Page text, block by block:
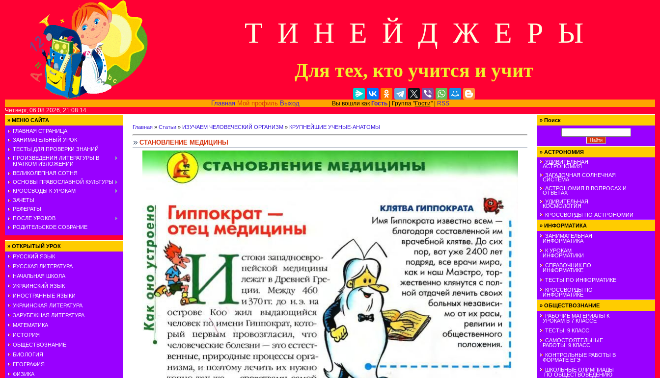
Т И Н Е Й Д Ж Е Р Ы
Для тех, кто учится и учит
Главная Мой профиль ВыходВы вошли как Гость| Группа "Гости" |
RSS
Четверг, 06.08.2026, 21:08:14
» МЕНЮ САЙТА
ГЛАВНАЯ СТРАНИЦА
ЗАНИМАТЕЛЬНЫЙ УРОК
ТЕСТЫ ДЛЯ ПРОВЕРКИ ЗНАНИЙ
ПРОИЗВЕДЕНИЯ ЛИТЕРАТУРЫ В
КРАТКОМ ИЗЛОЖЕНИИ
ВЕЛИКОЛЕПНАЯ СОТНЯ
ОСНОВЫ ПРАВОСЛАВНОЙ КУЛЬТУРЫ
КРОССВОДЫ К УРОКАМ
ЗАЧЕТЫ
РЕФЕРАТЫ
ПОСЛЕ УРОКОВ
РОДИТЕЛЬСКОЕ СОБРАНИЕ
» ОТКРЫТЫЙ УРОК
РУССКИЙ ЯЗЫК
РУССКАЯ ЛИТЕРАТУРА
НАЧАЛЬНАЯ ШКОЛА
УКРАИНСКИЙ ЯЗЫК
ИНОСТРАННЫЕ ЯЗЫКИ
УКРАИНСКАЯ ЛИТЕРАТУРА
ЗАРУБЕЖНАЯ ЛИТЕРАТУРА
МАТЕМАТИКА
ИСТОРИЯ
ОБЩЕСТВОЗНАНИЕ
БИОЛОГИЯ
ГЕОГРАФИЯ
ФИЗИКА
Главная » Статьи » ИЗУЧАЕМ ЧЕЛОВЕЧЕСКИЙ ОРГАНИЗМ » КРУПНЕЙШИЕ УЧЕНЫЕ-АНАТОМЫ
СТАНОВЛЕНИЕ МЕДИЦИНЫ
» Поиск
» АСТРОНОМИЯ
УДИВИТЕЛЬНАЯ
АСТРОНОМИЯ
ЗАГАДОЧНАЯ СОЛНЕЧНАЯ
СИСТЕМА
АСТРОНОМИЯ В ВОПРОСАХ И
ОТВЕТАХ
УДИВИТЕЛЬНАЯ
КОСМОЛОГИЯ
КРОССВОРДЫ ПО АСТРОНОМИИ
» ИНФОРМАТИКА
ЗАНИМАТЕЛЬНАЯ
ИНФОРМАТИКА
К УРОКАМ
ИНФОРМАТИКИ
СПРАВОЧНИК ПО
ИНФОРМАТИКЕ
ТЕСТЫ ПО ИНФОРМАТИКЕ
КРОССВОРДЫ ПО
ИНФОРМАТИКЕ
» ОБЩЕСТВОЗНАНИЕ
РАБОЧИЕ МАТЕРИАЛЫ К
УРОКАМ В 7 КЛАССЕ
ТЕСТЫ. 9 КЛАСС
САМОСТОЯТЕЛЬНЫЕ
РАБОТЫ. 9 КЛАСС
КОНТРОЛЬНЫЕ РАБОТЫ В
ФОРМАТЕ ЕГЭ
ШКОЛЬНЫЕ ОЛИМПИАДЫ
ПО ОБЩЕСТВОВЕДЕНИЮ